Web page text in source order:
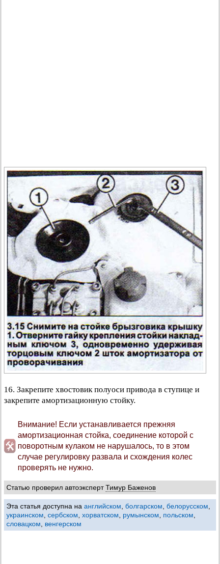
16. Закрепите хвостовик полуоси привода в ступице и
закрепите амортизационную стойку.
Внимание! Если устанавливается прежняя
амортизационная стойка, соединение которой с
поворотным кулаком не нарушалось, то в этом
случае регулировку развала и схождения колес
проверять не нужно.
Статью проверил автоэкспертТимур Баженов
Эта статья доступна на английском болгарском белорусском
украинском сербском хорватском румынском польском
словацком
венгерском